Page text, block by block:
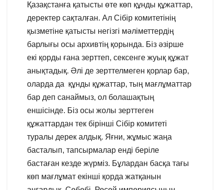
Қазақстанға қатысты өте көп құнды құжаттар,
деректер сақталған. Ал Сібір комитетінің
қызметіне қатысты негізгі мәліметтердің
барлығы осы архивтің қорында. Біз әзірше
екі қорды ғана зерттеп, сексенге жуық құжат
анықтадық. Әлі де зерттелмеген қорлар бар,
оларда да құнды құжаттар, тың мағлұматтар
бар деп санаймыз, ол болашақтың
еншісінде. Біз осы жолы зерттеген
құжаттардан тек бірінші Сібір комитеті
туралы дерек алдық. Яғни, жұмыс жаңа
басталып, тапсырмалар енді беріле
бастаған кезде жүрміз. Бұлардан басқа тағы
көп мағлұмат екінші қорда жатқанын